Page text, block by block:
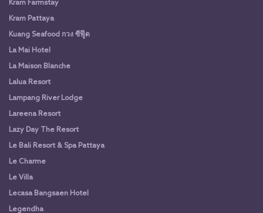
Kram Farmstay
Kram Pattaya
Kuang Seafood กวง ซีฟู๊ด
La Mai Hotel
La Maison Blanche
Lalua Resort
Lampang River Lodge
Lareena Resort
Lazy Day The Resort
Le Bali Resort & Spa Pattaya
Le Charme
Le Villa
Lecasa Bangsaen Hotel
Legendha